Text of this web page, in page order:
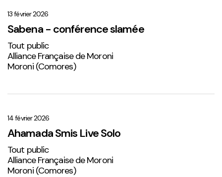
conférence
slamée
13 février 2026
Sabena - conférence slamée
Tout public
Alliance Française de Moroni
Moroni (Comores)
Live
Solo
2
14 février 2026
Ahamada Smis Live Solo
Tout public
Alliance Française de Moroni
Moroni (Comores)